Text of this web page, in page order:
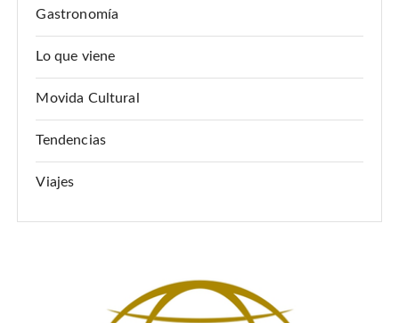
s
Gastronomía
Lo que viene
Movida Cultural
Tendencias
Viajes